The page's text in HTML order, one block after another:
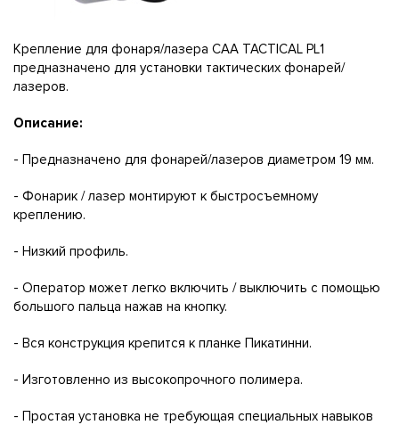
Крепление для фонаря/лазера CAA TACTICAL PL1
предназначено для установки тактических фонарей/
лазеров.
Описание:
- Предназначено для фонарей/лазеров диаметром 19 мм.
- Фонарик / лазер монтируют к быстросъемному
креплению.
- Низкий профиль.
- Оператор может легко включить / выключить с помощью
большого пальца нажав на кнопку.
- Вся конструкция крепится к планке Пикатинни.
- Изготовленно из высокопрочного полимера.
- Простая установка не требующая специальных навыков